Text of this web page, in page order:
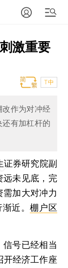
激重要
T中
作为对冲经
有加杠杆的
证券研究院副
远未见底，完
加大对冲力
渐近。棚户区
号已经相当
开经济工作座